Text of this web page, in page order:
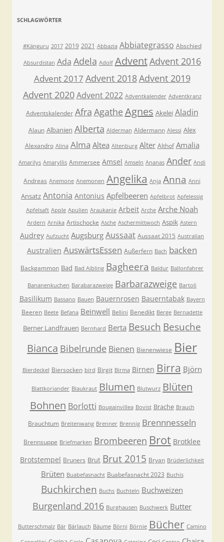
SCHLAGWÖRTER
#Känguru 2017 2019 2021 Abbazia Abbiategrasso Abschied
Absurdistan Ada Adela Adolf AdventAdvent 2016
Advent 2017 Advent 2018Advent 2019
Advent 2020 Advent 2022 Adventkalender Adventkranz
Adventskalender Afra Agathe Agnes Akelei Aladin
Alaun Albanien Alberta Alderman Aldermann Alessi Alex
Alexandro Alina Alma Altea Altenburg Alter Althof Amalia
Amarilys Amaryllis Ammersee Amsel Amseln Ananas Ander Andi
Andreas Anemone Anemonen Angelika Anja Anna Anni
Ansatz Antonia Antonius Apfelbeeren Apfelbrot Apfelessig
Apfelsaft Apple Apulien Araukanie Arbeit Arche Arche Noah
Ardern Arnika Artischocke Asche Aschermittwoch Aspik Astern
Audrey Aufzucht Augsburg Aussaat Aussaat 2015 Australian
Australien AuswärtsEssen Außerfern Bach backen
Backgammon Bad Bad Aibling Bagheera Baldur Ballonfahrer
Bananenkuchen Barabarazweige Barbarazweige Bartoli
Basilikum Bassano Bauen Bauernrosen Bauerntabak Bayern
Beeren Beete Befana Beinwell Bellini Benedikt Berge Bernadette
Berner Landfrauen Bernhard Berta Besuch Besuche
Bianca Bibelrunde Bienen Bienenwiese Bier
Bierdeckel Biersocken bird Birgit Birma Birnen Birra Björn
Blattkoriander Blaukraut Blumen Blutwurz Blüten
Bohnen Borlotti Bougainvillea Bovist Brache Brauch
Brauchtum Breitenwang Brenner Brennig Brennnesseln
Brennsuppe Briefmarken Brombeeren Brot Brotklee
Brotstempel Bruners Brut Brut 2015 Bryan Brüderlichkeit
Brüten Buabefasnacht Buabefasnacht 2023 Buchis
Buchkirchen Buchs Buchteln Buchweizen
Burgenland 2016 Burghausen Buschwerk Butter
Butterschmalz Bär Bärlauch Bäume Börni Börnie Bücher Camino